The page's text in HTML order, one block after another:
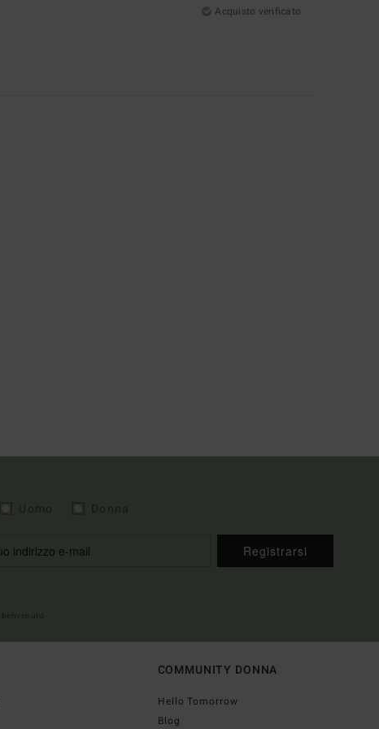
Acquisto verificato
Registrarsi
COMMUNITY DONNA
Hello Tomorrow
Blog